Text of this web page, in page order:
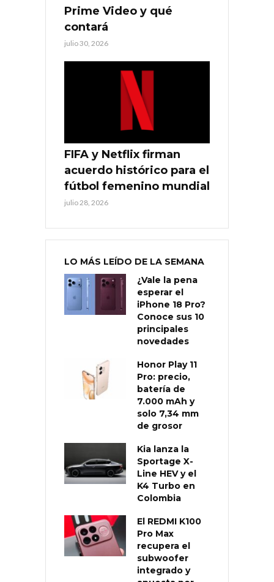
Prime Video y qué
contará
julio 30, 2026
FIFA y Netflix firman
acuerdo histórico para el
fútbol femenino mundial
julio 28, 2026
LO MÁS LEÍDO DE LA SEMANA
¿Vale la pena
esperar el
iPhone 18 Pro?
Conoce sus 10
principales
novedades
Honor Play 11
Pro: precio,
batería de
7.000 mAh y
solo 7,34 mm
de grosor
Kia lanza la
Sportage X-
Line HEV y el
K4 Turbo en
Colombia
El REDMI K100
Pro Max
recupera el
subwoofer
integrado y